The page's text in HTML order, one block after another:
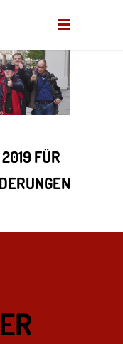
FÜR